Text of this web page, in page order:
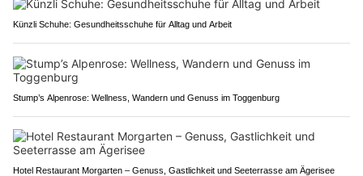
Künzli Schuhe: Gesundheitsschuhe für Alltag und Arbeit
Stump’s Alpenrose: Wellness, Wandern und Genuss im Toggenburg
Hotel Restaurant Morgarten – Genuss, Gastlichkeit und Seeterrasse am Ägerisee